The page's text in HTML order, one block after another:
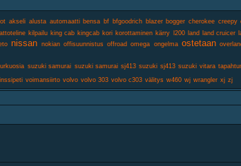
akseli alusta automaatti bensa bf bfgoodrich blazer bogger cherokee creepy
kilpailu king cab kingcab kori korottaminen kärry l200 land land cruicer
nissan nokian offisuunnistus offroad omega ongelma ostetaan
suzuki samurai suzuki samurai sj413 suzuki sj413 suzuki vitara
voimansiirto volvo volvo 303 volvo c303 välitys w460 wj wrangler xj zj